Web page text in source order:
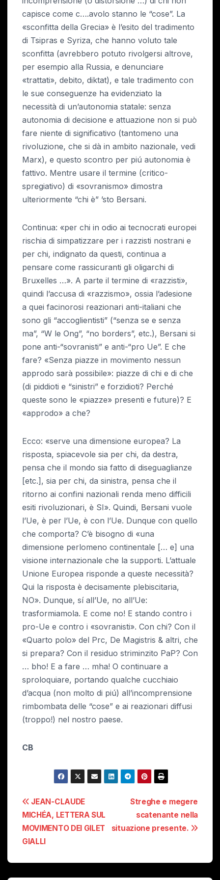
capisce come c….avolo stanno le “cose”. La
«sconfitta della Grecia» è l’esito del tradimento
di Tsipras e Syriza, che hanno voluto tale
sconfitta (avrebbero potuto rivolgersi altrove,
per esempio alla Russia, e denunciare
«trattati», debito, diktat), e tale tradimento con
le sue conseguenze ha evidenziato la
necessità di un’autonomia statale: senza
autonomia di decisione e attuazione non si può
fare niente di significativo (tantomeno una
rivoluzione, che si dà in ambito nazionale, vedi
Marx), e questo scontro per piú autonomia è
fattivo. Mentre usare il termine (critico-
spregiativo) di «sovranismo» dimostra
ulteriormente “chi è” ’sto Bersani.
Continua: «per chi in odio ai tecnocrati europei
rischia di simpatizzare per i razzisti nostrani e
per chi, indignato da questi, continua a
pensare come rassicuranti gli oligarchi di
Bruxelles …». A parte il termine di «razzisti»,
quindi l’accusa di «razzismo», ossia l’adesione
a quei facinorosi reazionari anti-italiani che
sono gli “accoglientisti” (“senza se e senza
ma”, “W le Ong”, “no borders”, etc.), Bersani si
pone anti-“sovranisti” e anti-“pro Ue”. E che
fare? «Senza piazze in movimento nessun
approdo sarà possibile»: piazze di chi e di che
(di piddioti e “sinistri” e forzidioti? Perché
queste sono le «piazze» presenti e future)? E
«approdo» a che?
Ecco: «serve una dimensione europea? La
risposta, spiacevole sia per chi, da destra,
pensa che il mondo sia fatto di diseguaglianze
[etc.], sia per chi, da sinistra, pensa che il
ritorno ai confini nazionali renda meno difficili
esiti rivoluzionari, è SI». Quindi, Bersani vuole
l’Ue, è per l’Ue, è con l’Ue. Dunque con quello
che comporta? C’è bisogno di «una
dimensione perlomeno continentale [… e] una
visione internazionale che la supporti. L’attuale
Unione Europea risponde a queste necessità?
Qui la risposta è decisamente plebiscitaria,
NO». Dunque, sí all’Ue, no all’Ue:
trasformiamola. E come no! E stando contro i
pro-Ue e contro i «sovranisti». Con chi? Con il
«Quarto polo» del Prc, De Magistris & altri, che
si prepara? Con il residuo striminzito PaP? Con
… bho! E a fare … mha! O continuare a
sproloquiare, portando qualche cucchiaio
d’acqua (non molto di piú) all’incomprensione
rimbombata delle “cose” e ai reazionari diffusi
(troppo!) nel nostro paese.
CB
Navigazione
articoli
Streghe e megere
scatenante nella
situazione presente.
JEAN-CLAUDE
MICHÉA, LETTERA SUL
MOVIMENTO DEI GILET
GIALLI